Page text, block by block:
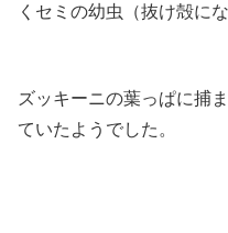
くセミの幼虫（抜け殻にな
ズッキーニの葉っぱに捕
ていたようでした。